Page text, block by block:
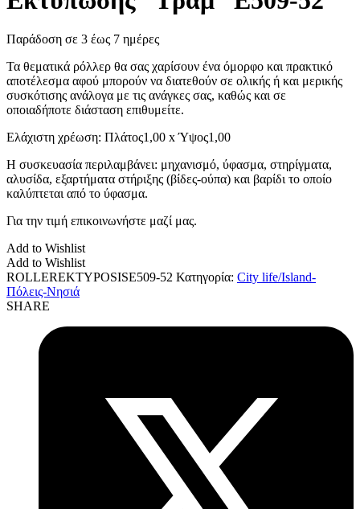
Παράδοση σε 3 έως 7 ημέρες
Τα θεματικά ρόλλερ θα σας χαρίσουν ένα όμορφο και πρακτικό
αποτέλεσμα αφού μπορούν να διατεθούν σε ολικής ή και μερικής
συσκότισης ανάλογα με τις ανάγκες σας, καθώς και σε
οποιαδήποτε διάσταση επιθυμείτε.
Ελάχιστη χρέωση: Πλάτος1,00 x Ύψος1,00
Η συσκευασία περιλαμβάνει: μηχανισμό, ύφασμα, στηρίγματα,
αλυσίδα, εξαρτήματα στήριξης (βίδες-ούπα) και βαρίδι το οποίο
καλύπτεται από το ύφασμα.
Για την τιμή επικοινωνήστε μαζί μας.
Add to Wishlist
Add to Wishlist
ROLLEREKTYPOSISΕ509-52 Κατηγορία: City life/Island-
Πόλεις-Νησιά
SHARE